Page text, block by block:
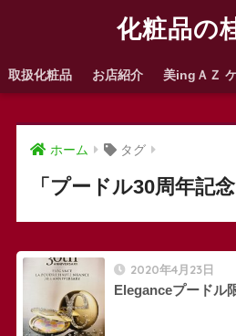
化粧品の
取扱化粧品 お店紹介 美ingＡＺ
ホーム タグ
「プードル30周年記
2020年4月23日
Eleganceプードル